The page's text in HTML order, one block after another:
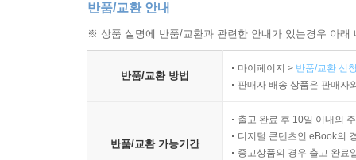
반품/교환 안내
※ 상품 설명에 반품/교환과 관련한 안내가 있는경우 아
반품/교환 방법
마이페이지 > 반품/교환 신
판매자 배송 상품은 판매자
반품/교환 가능기간
출고 완료 후 10일 이내의
디지털 콘텐츠인 eBook의
중고상품의 경우 출고 완료